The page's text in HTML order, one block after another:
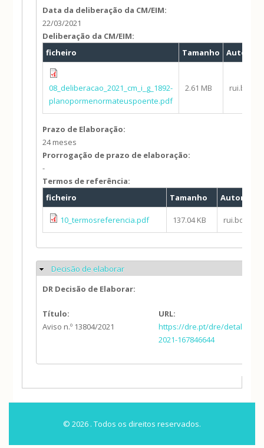
Data da deliberação da CM/EIM:
22/03/2021
Deliberação da CM/EIM:
ficheiro
Tamanho Autor
08_deliberacao_2021_cm_i_g_1892-
planopormenormateuspoente.pdf
2.61 MB
Prazo de Elaboração:
24 meses
Prorrogação de prazo de elaboração:
-
Termos de referência:
ficheiro
Tamanho Autor
10_termosreferencia.pdf 137.04 KB rui.botelho
Ocultar
Decisão de elaborar
DR Decisão de Elaborar:
Título:
Aviso n.º 13804/2021
URL:
https://dre.pt/dre/detalhe/
2021-167846644
© 2026 . Todos os direitos reservados.